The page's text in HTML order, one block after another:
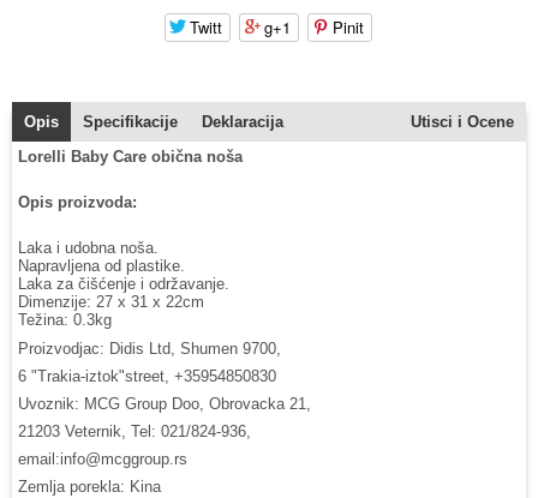
Twitt g+1 Pinit
Opis Specifikacije Deklaracija
Utisci i Ocene
Lorelli Baby Care obična noša
Opis proizvoda:
Laka i udobna noša.
Napravljena od plastike.
Laka za čišćenje i održavanje.
Dimenzije: 27 x 31 x 22cm
Težina: 0.3kg
Proizvodjac: Didis Ltd, Shumen 9700,
6 "Trakia-iztok"street, +35954850830
Uvoznik: MCG Group Doo, Obrovacka 21,
21203 Veternik, Tel: 021/824-936,
email:info@mcggroup.rs
Zemlja porekla: Kina